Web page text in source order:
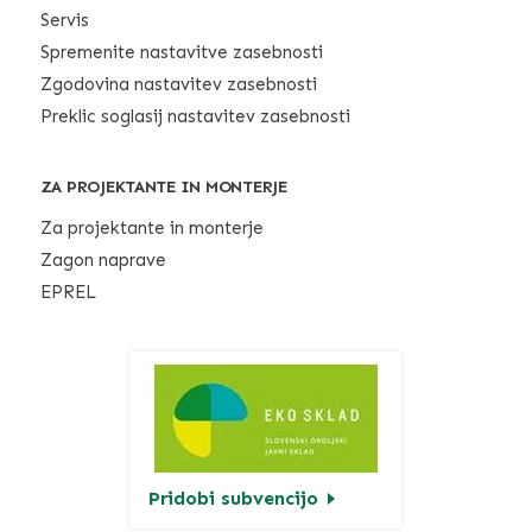
Servis
Spremenite nastavitve zasebnosti
Zgodovina nastavitev zasebnosti
Preklic soglasij nastavitev zasebnosti
ZA PROJEKTANTE IN MONTERJE
Za projektante in monterje
Zagon naprave
EPREL
Pridobi subvencijo